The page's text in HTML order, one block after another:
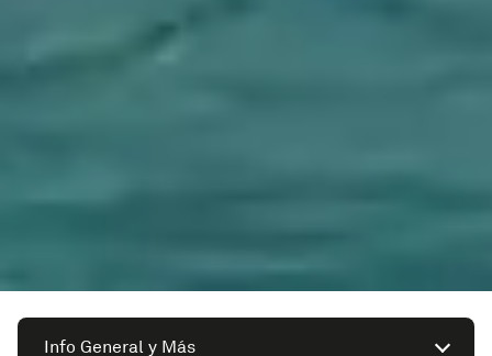
Info General y Más